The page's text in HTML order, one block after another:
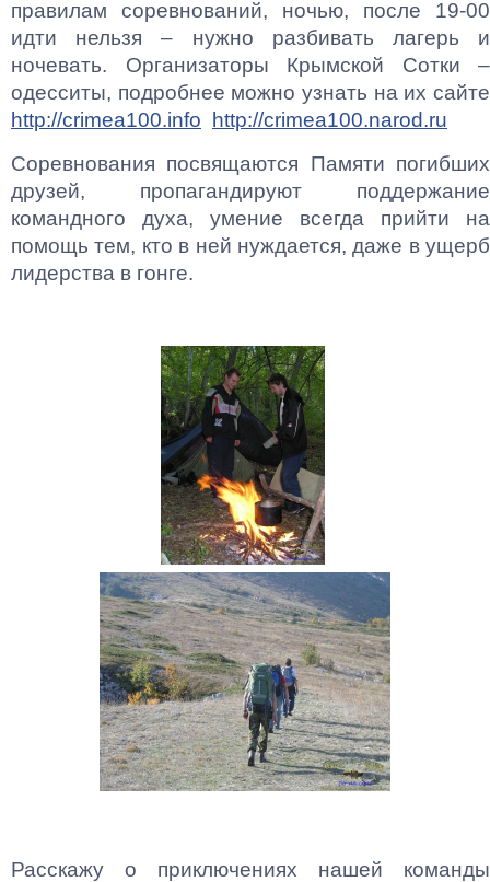
правилам соревнований, ночью, после 19-00
идти нельзя – нужно разбивать лагерь и
ночевать. Организаторы Крымской Сотки –
одесситы, подробнее можно узнать на их сайте
http://crimea100.info
http://crimea100.narod.ru
Соревнования посвящаются Памяти погибших
друзей, пропагандируют поддержание
командного духа, умение всегда прийти на
помощь тем, кто в ней нуждается, даже в ущерб
лидерства в гонге.
Расскажу о приключениях нашей команды